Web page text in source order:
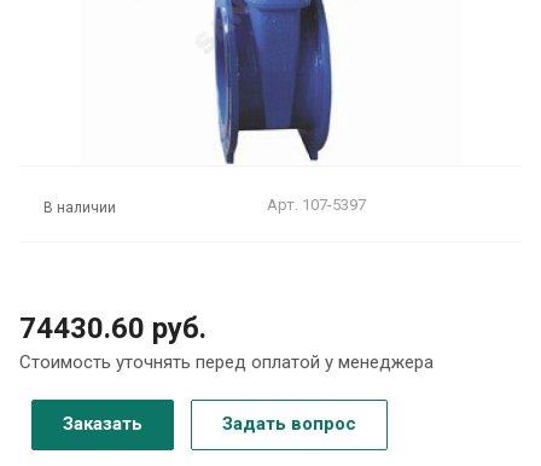
В наличии Арт. 107-5397
74430.60 руб.
Стоимость уточнять перед оплатой у менеджера
Заказать Задать вопрос